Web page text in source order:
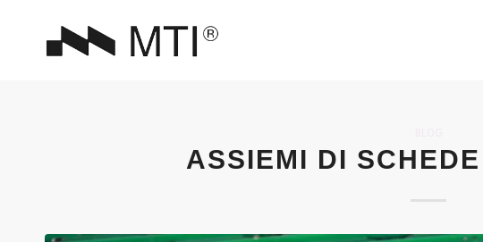
ASSIEMI DI